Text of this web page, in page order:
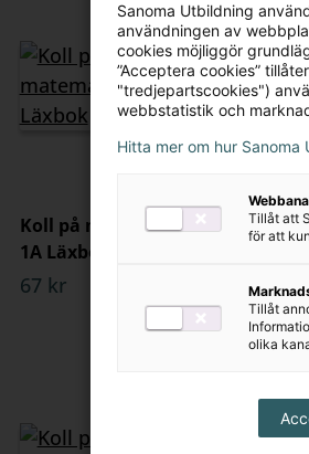
Koll på matematik
1A Läxbok
67 kr
Koll
106 kr
Sanoma Utbildning
användningen av
cookies möjliggör
”Acceptera cookies”
"tredjepartscookies")
webbstatistik och
Hitta mer om hur
Tillåt att
för att
Tillåt
olika